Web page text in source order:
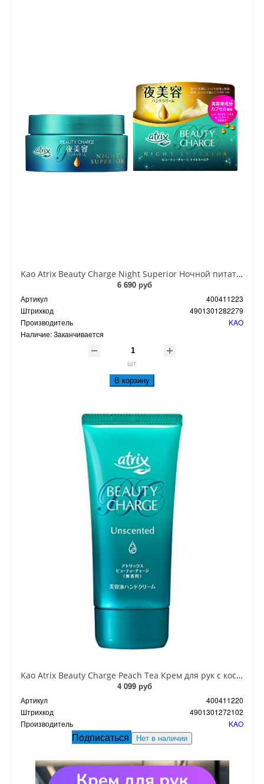
Kao Atrix Beauty Charge Night Superior Ночной питательный крем для рук с экстрактом маточного молочка и пантенолом с ароматом Лечебных трав 98 гр
6 690 руб
Артикул
400411223
Штрихкод
4901301282279
Производитель
KAO
Наличие:Заканчивается
шт
В корзину
Kao Atrix Beauty Charge Peach Tea Крем для рук с косметической эссенцией с ароматом Персикового чая 80 гр
4 099 руб
Артикул
400411220
Штрихкод
4901301272102
Производитель
KAO
Подписаться Нет в наличии